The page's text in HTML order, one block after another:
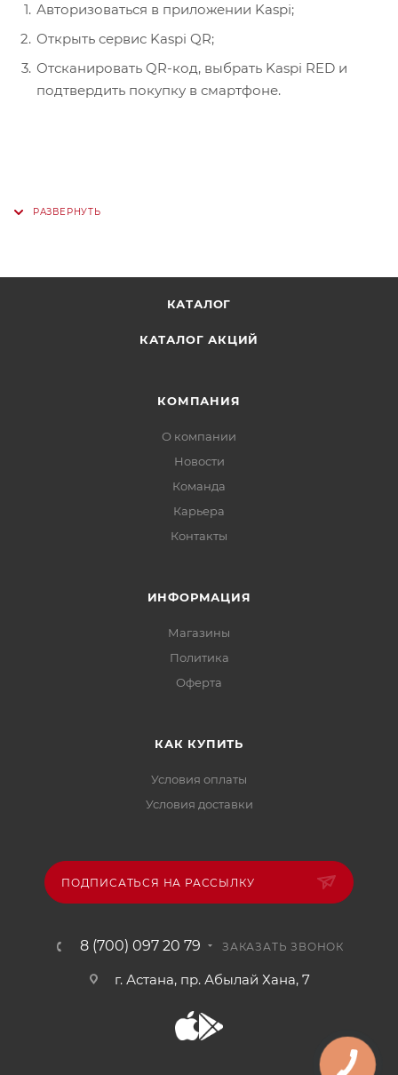
Авторизоваться в приложении Kaspi;
Открыть сервис Kaspi QR;
Отсканировать QR-код, выбрать Kaspi RED и
подтвердить покупку в смартфоне.
КАТАЛОГ
КАТАЛОГ АКЦИЙ
КОМПАНИЯ
О компании
Новости
Команда
Карьера
Контакты
ИНФОРМАЦИЯ
Магазины
Политика
Офертa
КАК КУПИТЬ
Условия оплаты
Условия доставки
ПОДПИСАТЬСЯ НА РАССЫЛКУ
8 (700) 097 20 79 ЗАКАЗАТЬ ЗВОНОК
г. Астана, пр. Абылай Хана, 7